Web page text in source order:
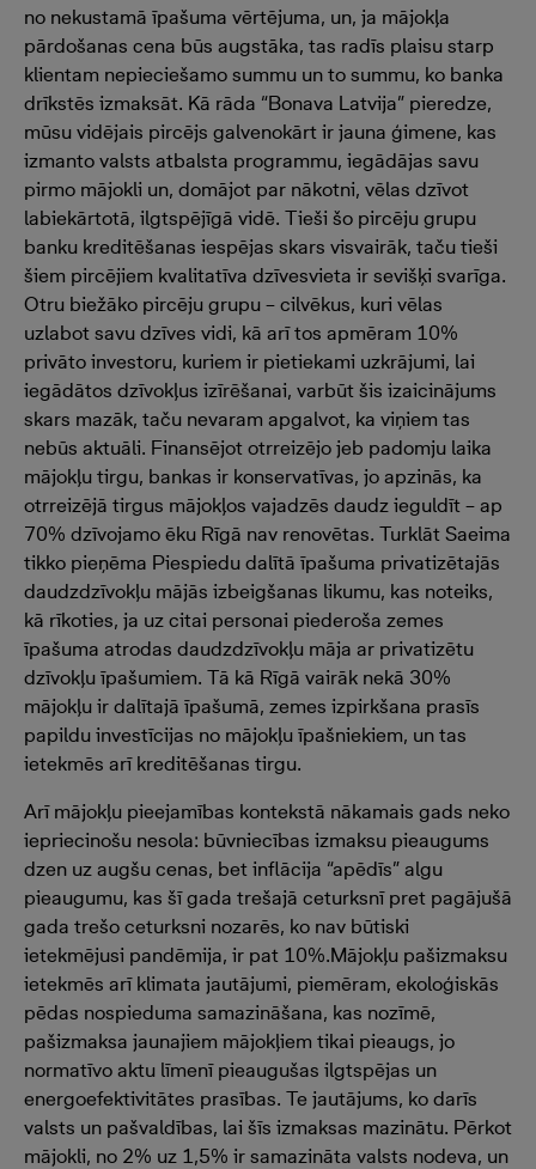
no nekustamā īpašuma vērtējuma, un, ja mājokļa
pārdošanas cena būs augstāka, tas radīs plaisu starp
klientam nepieciešamo summu un to summu, ko banka
drīkstēs izmaksāt. Kā rāda “Bonava Latvija” pieredze,
mūsu vidējais pircējs galvenokārt ir jauna ģimene, kas
izmanto valsts atbalsta programmu, iegādājas savu
pirmo mājokli un, domājot par nākotni, vēlas dzīvot
labiekārtotā, ilgtspējīgā vidē. Tieši šo pircēju grupu
banku kreditēšanas iespējas skars visvairāk, taču tieši
šiem pircējiem kvalitatīva dzīvesvieta ir sevišķi svarīga.
Otru biežāko pircēju grupu – cilvēkus, kuri vēlas
uzlabot savu dzīves vidi, kā arī tos apmēram 10%
privāto investoru, kuriem ir pietiekami uzkrājumi, lai
iegādātos dzīvokļus izīrēšanai, varbūt šis izaicinājums
skars mazāk, taču nevaram apgalvot, ka viņiem tas
nebūs aktuāli. Finansējot otrreizējo jeb padomju laika
mājokļu tirgu, bankas ir konservatīvas, jo apzinās, ka
otrreizējā tirgus mājokļos vajadzēs daudz ieguldīt – ap
70% dzīvojamo ēku Rīgā nav renovētas. Turklāt Saeima
tikko pieņēma Piespiedu dalītā īpašuma privatizētajās
daudzdzīvokļu mājās izbeigšanas likumu, kas noteiks,
kā rīkoties, ja uz citai personai piederoša zemes
īpašuma atrodas daudzdzīvokļu māja ar privatizētu
dzīvokļu īpašumiem. Tā kā Rīgā vairāk nekā 30%
mājokļu ir dalītajā īpašumā, zemes izpirkšana prasīs
papildu investīcijas no mājokļu īpašniekiem, un tas
ietekmēs arī kreditēšanas tirgu.
Arī mājokļu pieejamības kontekstā nākamais gads neko
iepriecinošu nesola: būvniecības izmaksu pieaugums
dzen uz augšu cenas, bet inflācija “apēdīs” algu
pieaugumu, kas šī gada trešajā ceturksnī pret pagājušā
gada trešo ceturksni nozarēs, ko nav būtiski
ietekmējusi pandēmija, ir pat 10%.Mājokļu pašizmaksu
ietekmēs arī klimata jautājumi, piemēram, ekoloģiskās
pēdas nospieduma samazināšana, kas nozīmē,
pašizmaksa jaunajiem mājokļiem tikai pieaugs, jo
normatīvo aktu līmenī pieaugušas ilgtspējas un
energoefektivitātes prasības. Te jautājums, ko darīs
valsts un pašvaldības, lai šīs izmaksas mazinātu. Pērkot
mājokli, no 2% uz 1,5% ir samazināta valsts nodeva, un